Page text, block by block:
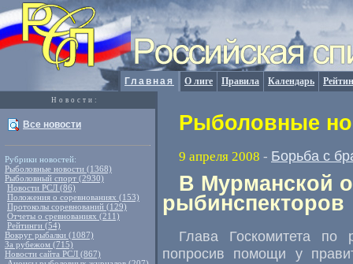
Главная О лиге Правила Календарь
Новости:
Все новости
Рубрики новостей:
Рыболовные новости (1368)
Рыболовный спорт (2930)
Новости РСЛ (86)
Положения о соревнованиях (153)
Протоколы соревнований (129)
Отчеты о сревнованиях (211)
Рейтинги (54)
Вокруг рыбалки (1087)
За рубежом (715)
Новости сайта РСЛ (867)
Рыболовные
9 апреля 2008 - Борьба с
В Мурманской
рыбинспекторов
Глава Госкомитета по
попросив помощи у